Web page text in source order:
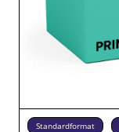
Standardformat